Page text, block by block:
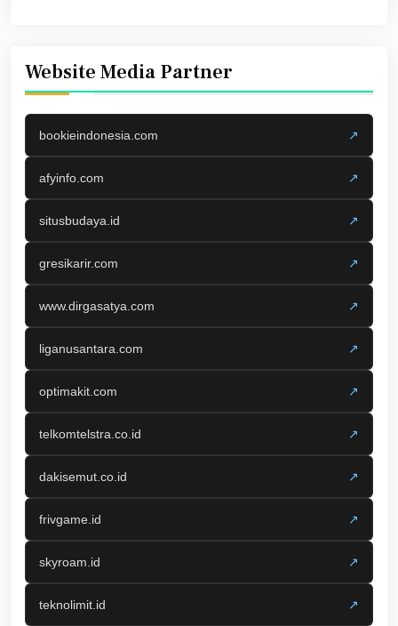
Website Media Partner
bookieindonesia.com ↗
afyinfo.com ↗
situsbudaya.id ↗
gresikarir.com ↗
www.dirgasatya.com ↗
liganusantara.com ↗
optimakit.com ↗
telkomtelstra.co.id ↗
dakisemut.co.id ↗
frivgame.id ↗
skyroam.id ↗
teknolimit.id ↗